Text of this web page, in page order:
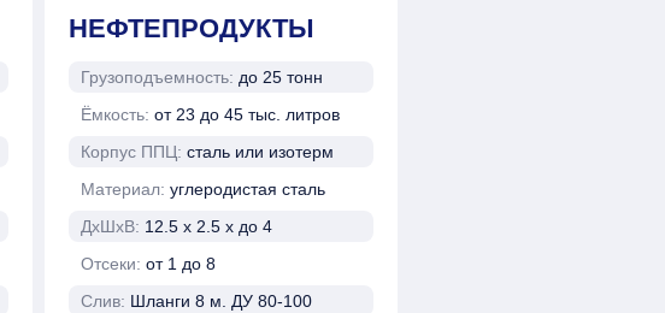
НЕФТЕПРОДУКТЫ
Грузоподъемность: до 25 тонн
Ёмкость: от 23 до 45 тыс. литров
Корпус ППЦ: сталь или изотерм
Материал: углеродистая сталь
ДхШхВ: 12.5 х 2.5 х до 4
Отсеки: от 1 до 8
Слив: Шланги 8 м. ДУ 80-100